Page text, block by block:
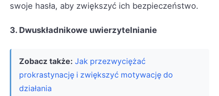
swoje hasła, aby zwiększyć ich bezpieczeństwo.
3. Dwuskładnikowe uwierzytelnianie
Zobacz także: Jak przezwyciężać
prokrastynację i zwiększyć motywację do
działania